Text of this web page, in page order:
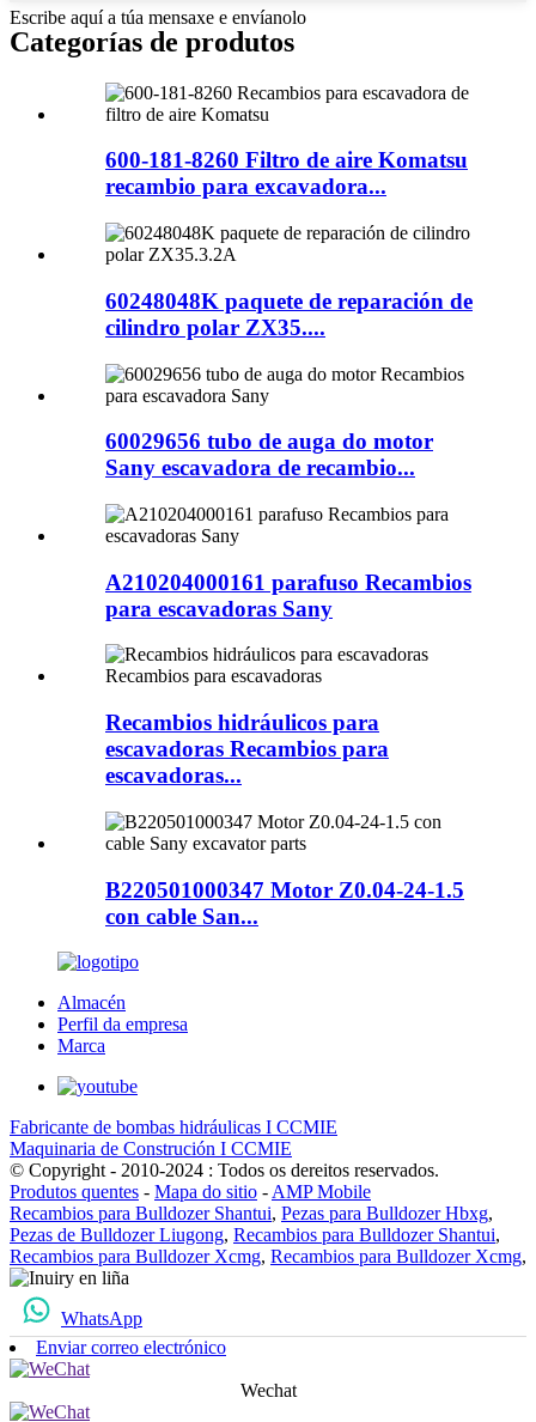
Escribe aquí a túa mensaxe e envíanolo
Categorías de produtos
600-181-8260 Filtro de aire Komatsu
recambio para excavadora...
60248048K paquete de reparación de
cilindro polar ZX35....
60029656 tubo de auga do motor
Sany escavadora de recambio...
A210204000161 parafuso Recambios
para escavadoras Sany
Recambios hidráulicos para
escavadoras Recambios para
escavadoras...
B220501000347 Motor Z0.04-24-1.5
con cable San...
Almacén
Perfil da empresa
Marca
Fabricante de bombas hidráulicas I CCMIE
Maquinaria de Construción I CCMIE
© Copyright - 2010-2024 : Todos os dereitos reservados.
Produtos quentes - Mapa do sitio - AMP Mobile
Recambios para Bulldozer Shantui, Pezas para Bulldozer Hbxg,
Pezas de Bulldozer Liugong, Recambios para Bulldozer Shantui,
Recambios para Bulldozer Xcmg, Recambios para Bulldozer Xcmg,
WhatsApp
Enviar correo electrónico
Wechat